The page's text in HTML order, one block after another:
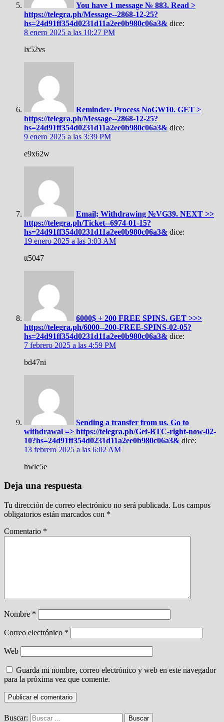
You have 1 message № 883. Read >
https://telegra.ph/Message--2868-12-25?
hs=24d91ff354d0231d11a2ee0b980c06a3& dice:
8 enero 2025 a las 10:27 PM
lx52vs
Reminder- Process NoGW10. GET >
https://telegra.ph/Message--2868-12-25?
hs=24d91ff354d0231d11a2ee0b980c06a3& dice:
9 enero 2025 a las 3:39 PM
e9x62w
Email; Withdrawing №VG39. NEXT >>
https://telegra.ph/Ticket--6974-01-15?
hs=24d91ff354d0231d11a2ee0b980c06a3& dice:
19 enero 2025 a las 3:03 AM
tt5047
6000$ + 200 FREE SPINS. GET >>>
https://telegra.ph/6000--200-FREE-SPINS-02-05?
hs=24d91ff354d0231d11a2ee0b980c06a3& dice:
7 febrero 2025 a las 4:59 PM
bd47ni
Sending a transfer from us. Gо tо
withdrаwаl => https://telegra.ph/Get-BTC-right-now-02-
10?hs=24d91ff354d0231d11a2ee0b980c06a3& dice:
13 febrero 2025 a las 6:02 AM
hwlc5e
Deja una respuesta
Tu dirección de correo electrónico no será publicada. Los campos
obligatorios están marcados con *
Comentario *
Nombre *
Correo electrónico *
Web
Guarda mi nombre, correo electrónico y web en este navegador
para la próxima vez que comente.
Buscar: